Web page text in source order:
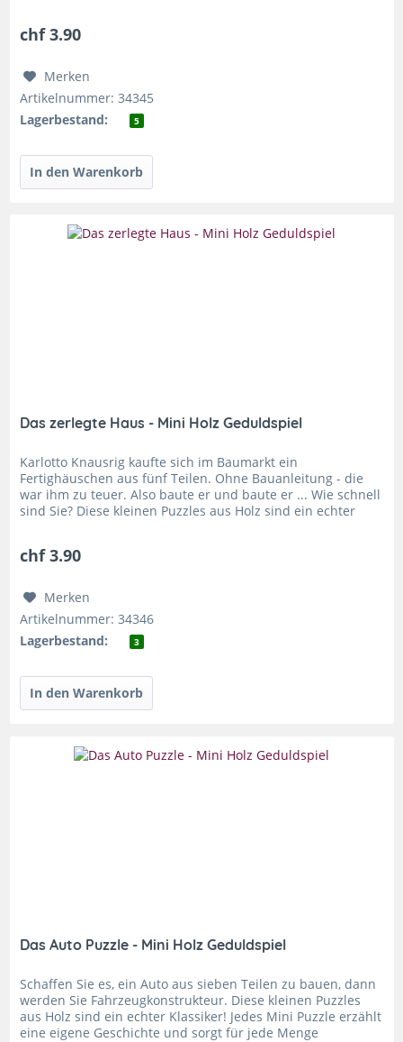
chf 3.90
Merken
Artikelnummer: 34345
Lagerbestand:
5
Das zerlegte Haus - Mini Holz Geduldspiel
Karlotto Knausrig kaufte sich im Baumarkt ein
Fertighäuschen aus fünf Teilen. Ohne Bauanleitung - die
war ihm zu teuer. Also baute er und baute er ... Wie schnell
sind Sie? Diese kleinen Puzzles aus Holz sind ein echter
chf 3.90
Merken
Artikelnummer: 34346
Lagerbestand:
3
Das Auto Puzzle - Mini Holz Geduldspiel
Schaffen Sie es, ein Auto aus sieben Teilen zu bauen, dann
werden Sie Fahrzeugkonstrukteur. Diese kleinen Puzzles
aus Holz sind ein echter Klassiker! Jedes Mini Puzzle erzählt
eine eigene Geschichte und sorgt für jede Menge